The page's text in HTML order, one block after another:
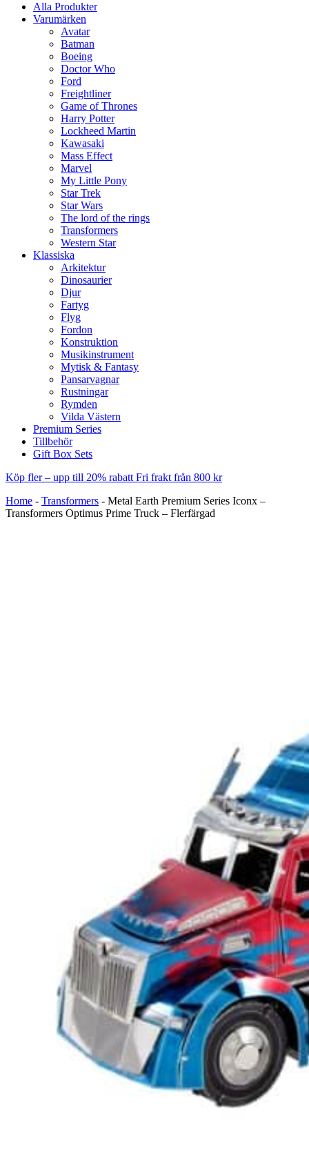
Alla Produkter
Varumärken
Avatar
Batman
Boeing
Doctor Who
Ford
Freightliner
Game of Thrones
Harry Potter
Lockheed Martin
Kawasaki
Mass Effect
Marvel
My Little Pony
Star Trek
Star Wars
The lord of the rings
Transformers
Western Star
Klassiska
Arkitektur
Dinosaurier
Djur
Fartyg
Flyg
Fordon
Konstruktion
Musikinstrument
Mytisk & Fantasy
Pansarvagnar
Rustningar
Rymden
Vilda Västern
Premium Series
Tillbehör
Gift Box Sets
Köp fler – upp till 20% rabattFri frakt från 800 kr
Home - Transformers - Metal Earth Premium Series Iconx –
Transformers Optimus Prime Truck – Flerfärgad